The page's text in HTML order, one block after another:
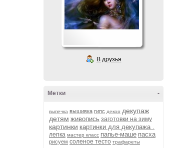
В друзья
-
Метки
выпечка вышивка гипс декор декупаж
детям живопись заготовки на зиму
картинки картинки для декупажа .
лепка мастер класс папье-маше пасха
рисуем соленое тесто трафареты